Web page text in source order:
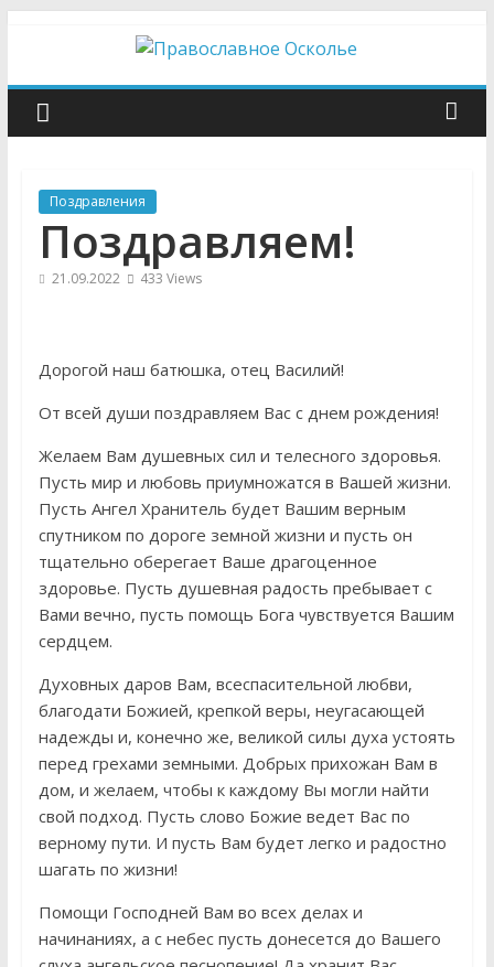
Православное
Информационный
митрополичий
центр
Поздравления
Поздравляем!
21.09.2022 433 Views
Дорогой наш батюшка, отец Василий!
От всей души поздравляем Вас с днем рождения!
Желаем Вам душевных сил и телесного здоровья.
Пусть мир и любовь приумножатся в Вашей жизни.
Пусть Ангел Хранитель будет Вашим верным
спутником по дороге земной жизни и пусть он
тщательно оберегает Ваше драгоценное
здоровье. Пусть душевная радость пребывает с
Вами вечно, пусть помощь Бога чувствуется Вашим
сердцем.
Духовных даров Вам, всеспасительной любви,
благодати Божией, крепкой веры, неугасающей
надежды и, конечно же, великой силы духа устоять
перед грехами земными. Добрых прихожан Вам в
дом, и желаем, чтобы к каждому Вы могли найти
свой подход. Пусть слово Божие ведет Вас по
верному пути. И пусть Вам будет легко и радостно
шагать по жизни!
Помощи Господней Вам во всех делах и
начинаниях, а с небес пусть донесется до Вашего